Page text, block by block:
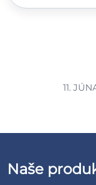
11.
Naše